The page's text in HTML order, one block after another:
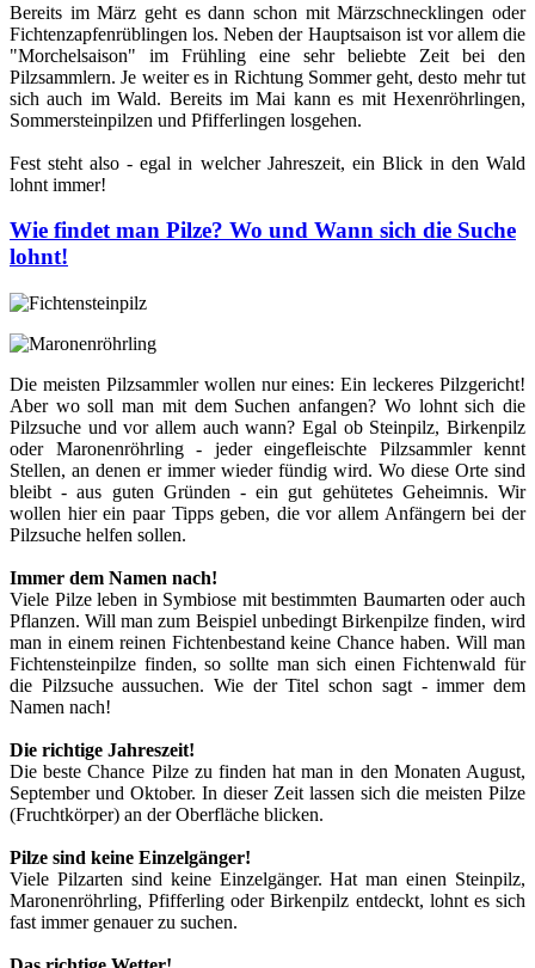
Bereits im März geht es dann schon mit Märzschnecklingen oder
Fichtenzapfenrüblingen los. Neben der Hauptsaison ist vor allem die
"Morchelsaison" im Frühling eine sehr beliebte Zeit bei den
Pilzsammlern. Je weiter es in Richtung Sommer geht, desto mehr tut
sich auch im Wald. Bereits im Mai kann es mit Hexenröhrlingen,
Sommersteinpilzen und Pfifferlingen losgehen.
Fest steht also - egal in welcher Jahreszeit, ein Blick in den Wald
lohnt immer!
Wie findet man Pilze? Wo und Wann sich die Suche
lohnt!
Die meisten Pilzsammler wollen nur eines: Ein leckeres Pilzgericht!
Aber wo soll man mit dem Suchen anfangen? Wo lohnt sich die
Pilzsuche und vor allem auch wann? Egal ob Steinpilz, Birkenpilz
oder Maronenröhrling - jeder eingefleischte Pilzsammler kennt
Stellen, an denen er immer wieder fündig wird. Wo diese Orte sind
bleibt - aus guten Gründen - ein gut gehütetes Geheimnis. Wir
wollen hier ein paar Tipps geben, die vor allem Anfängern bei der
Pilzsuche helfen sollen.
Immer dem Namen nach!
Viele Pilze leben in Symbiose mit bestimmten Baumarten oder auch
Pflanzen. Will man zum Beispiel unbedingt Birkenpilze finden, wird
man in einem reinen Fichtenbestand keine Chance haben. Will man
Fichtensteinpilze finden, so sollte man sich einen Fichtenwald für
die Pilzsuche aussuchen. Wie der Titel schon sagt - immer dem
Namen nach!
Die richtige Jahreszeit!
Die beste Chance Pilze zu finden hat man in den Monaten August,
September und Oktober. In dieser Zeit lassen sich die meisten Pilze
(Fruchtkörper) an der Oberfläche blicken.
Pilze sind keine Einzelgänger!
Viele Pilzarten sind keine Einzelgänger. Hat man einen Steinpilz,
Maronenröhrling, Pfifferling oder Birkenpilz entdeckt, lohnt es sich
fast immer genauer zu suchen.